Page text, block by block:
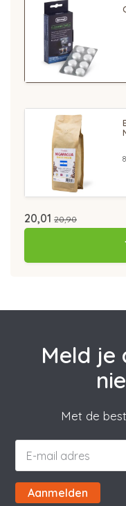
20,01 20,90
Meld je
Met de
Aanmelden